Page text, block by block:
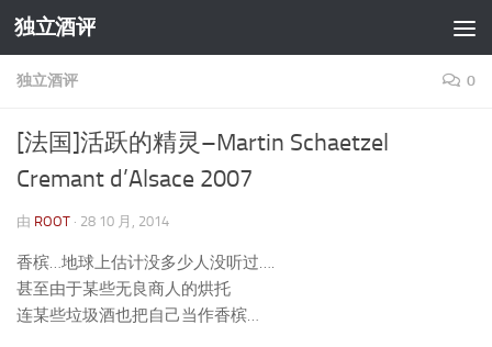
跳至内容
独立酒评
独立酒评 0
[法国]活跃的精灵–Martin Schaetzel
Cremant d’Alsace 2007
由 ROOT · 28 10 月, 2014
香槟…地球上估计没多少人没听过….
甚至由于某些无良商人的烘托
连某些垃圾酒也把自己当作香槟…